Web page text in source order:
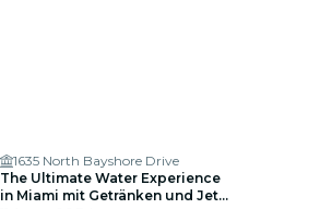
1635 North Bayshore Drive
The Ultimate Water Experience
in Miami mit Getränken und Jet